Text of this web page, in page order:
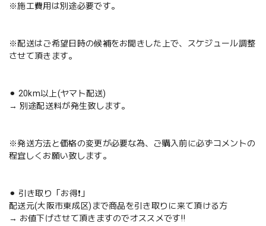
※施工費用は別途必要です。
※配送はご希望日時の候補をお聞きした上で、スケジュール調整
させて頂きます。
⚫︎ 20km以上(ヤマト配送)
→ 別途配送料が発生致します。
※発送方法と価格の変更が必要な為、ご購入前に必ずコメントの
程宜しくお願い致します。
⚫︎ 引き取り「お得❗️」
配送元(大阪市東成区)まで商品を引き取りに来て頂ける方
→ お値下げさせて頂きますのでオススメです‼️